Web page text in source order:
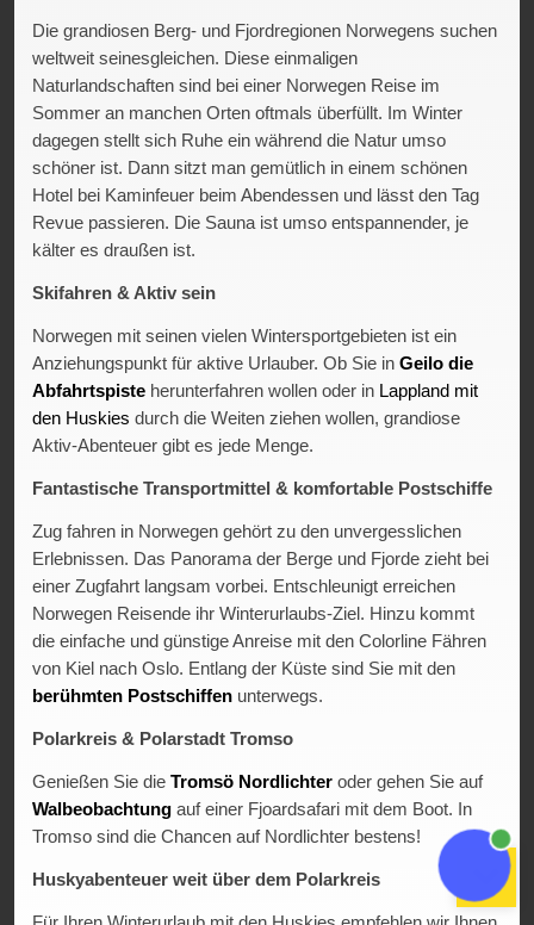
Die grandiosen Berg- und Fjordregionen Norwegens suchen
weltweit seinesgleichen. Diese einmaligen
Naturlandschaften sind bei einer Norwegen Reise im
Sommer an manchen Orten oftmals überfüllt. Im Winter
dagegen stellt sich Ruhe ein während die Natur umso
schöner ist. Dann sitzt man gemütlich in einem schönen
Hotel bei Kaminfeuer beim Abendessen und lässt den Tag
Revue passieren. Die Sauna ist umso entspannender, je
kälter es draußen ist.
Skifahren & Aktiv sein
Norwegen mit seinen vielen Wintersportgebieten ist ein
Anziehungspunkt für aktive Urlauber. Ob Sie inGeilo die
Abfahrtspiste herunterfahren wollen oder in Lappland mit
den Huskies durch die Weiten ziehen wollen, grandiose
Aktiv-Abenteuer gibt es jede Menge.
Fantastische Transportmittel & komfortable Postschiffe
Zug fahren in Norwegen gehört zu den unvergesslichen
Erlebnissen. Das Panorama der Berge und Fjorde zieht bei
einer Zugfahrt langsam vorbei. Entschleunigt erreichen
Norwegen Reisende ihr Winterurlaubs-Ziel. Hinzu kommt
die einfache und günstige Anreise mit den Colorline Fähren
von Kiel nach Oslo. Entlang der Küste sind Sie mit den
berühmten Postschiffen unterwegs.
Polarkreis & Polarstadt Tromso
Genießen Sie dieTromsö Nordlichter oder gehen Sie auf
Walbeobachtung auf einer Fjoardsafari mit dem Boot. In
Tromso sind die Chancen auf Nordlichter bestens!
Huskyabenteuer weit über dem Polarkreis